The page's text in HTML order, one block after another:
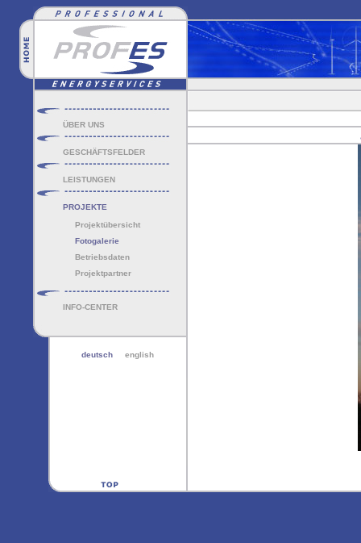
ÜBER UNS
GESCHÄFTSFELDER
LEISTUNGEN
PROJEKTE
Projektübersicht
Fotogalerie
Betriebsdaten
Projektpartner
INFO-CENTER
deutsch english